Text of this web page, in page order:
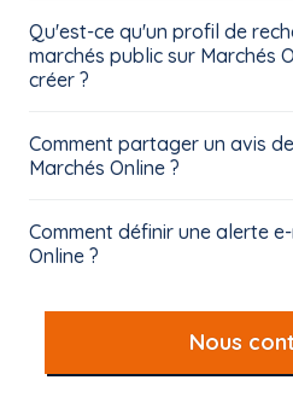
Qu'est-ce qu'un profil de
marchés public sur Marchés
créer ?
Comment partager un avis
Marchés Online ?
Comment définir une alerte
Online ?
Nous